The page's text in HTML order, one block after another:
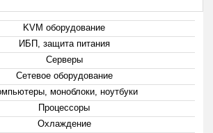
KVM оборудование
ИБП, защита питания
Серверы
Сетевое оборудование
моноблоки, ноутбуки
Процессоры
Охлаждение